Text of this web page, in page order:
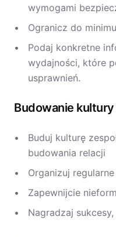
wymogami
Ogranicz do
Podaj konkretne
wydajności, które
usprawnień.
Budowanie kultury
Buduj kulturę
budowania relacji
Organizuj
Zapewnijcie
Nagradzaj